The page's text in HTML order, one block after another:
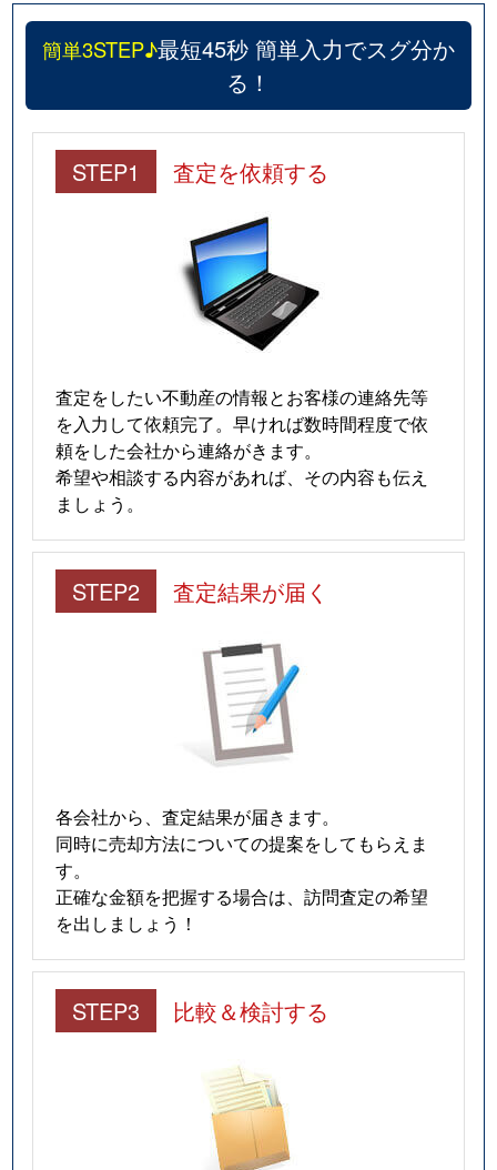
簡単3STEP♪最短45秒 簡単入力でスグ分か
る！
STEP1 査定を依頼する
査定をしたい不動産の情報とお客様の連絡先等
を入力して依頼完了。早ければ数時間程度で依
頼をした会社から連絡がきます。
希望や相談する内容があれば、その内容も伝え
ましょう。
STEP2 査定結果が届く
各会社から、査定結果が届きます。
同時に売却方法についての提案をしてもらえま
す。
正確な金額を把握する場合は、訪問査定の希望
を出しましょう！
STEP3 比較＆検討する